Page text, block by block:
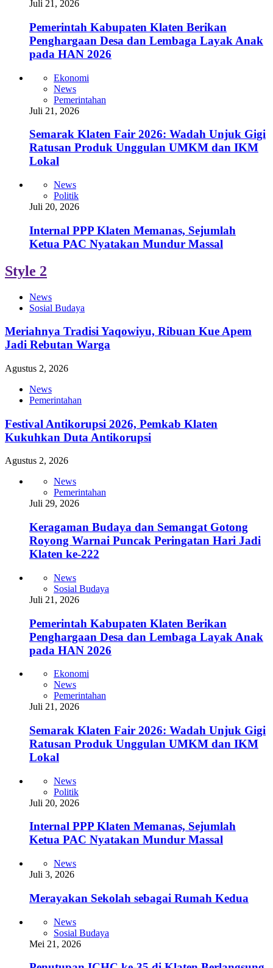
Juli 21, 2026
Pemerintah Kabupaten Klaten Berikan
Penghargaan Desa dan Lembaga Layak Anak
pada HAN 2026
Ekonomi
News
Pemerintahan
Juli 21, 2026
Semarak Klaten Fair 2026: Wadah Unjuk Gigi
Ratusan Produk Unggulan UMKM dan IKM
Lokal
News
Politik
Juli 20, 2026
Internal PPP Klaten Memanas, Sejumlah
Ketua PAC Nyatakan Mundur Massal
Style 2
News
Sosial Budaya
Meriahnya Tradisi Yaqowiyu, Ribuan Kue Apem
Jadi Rebutan Warga
Agustus 2, 2026
News
Pemerintahan
Festival Antikorupsi 2026, Pemkab Klaten
Kukuhkan Duta Antikorupsi
Agustus 2, 2026
News
Pemerintahan
Juli 29, 2026
Keragaman Budaya dan Semangat Gotong
Royong Warnai Puncak Peringatan Hari Jadi
Klaten ke-222
News
Sosial Budaya
Juli 21, 2026
Pemerintah Kabupaten Klaten Berikan
Penghargaan Desa dan Lembaga Layak Anak
pada HAN 2026
Ekonomi
News
Pemerintahan
Juli 21, 2026
Semarak Klaten Fair 2026: Wadah Unjuk Gigi
Ratusan Produk Unggulan UMKM dan IKM
Lokal
News
Politik
Juli 20, 2026
Internal PPP Klaten Memanas, Sejumlah
Ketua PAC Nyatakan Mundur Massal
News
Juli 3, 2026
Merayakan Sekolah sebagai Rumah Kedua
News
Sosial Budaya
Mei 21, 2026